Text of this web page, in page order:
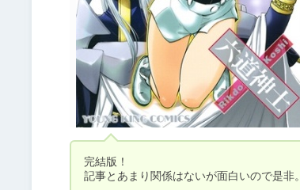
完結版！
記事とあまり関係はないが面白いので是非。